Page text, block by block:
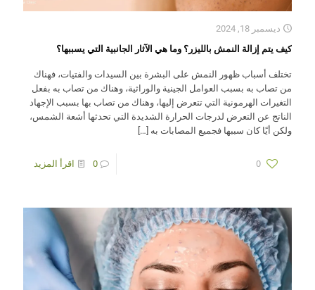
ديسمبر 18, 2024
كيف يتم إزالة النمش بالليزر؟ وما هي الآثار الجانبية التي يسببها؟
تختلف أسباب ظهور النمش على البشرة بين السيدات والفتيات، فهناك
من تصاب به بسبب العوامل الجينية والوراثية، وهناك من تصاب به بفعل
التغيرات الهرمونية التي تتعرض إليها، وهناك من تصاب بها بسبب الإجهاد
الناتج عن التعرض لدرجات الحرارة الشديدة التي تحدثها أشعة الشمس،
ولكن أيًا كان سببها فجميع المصابات به […]
0
0 اقرأ المزيد